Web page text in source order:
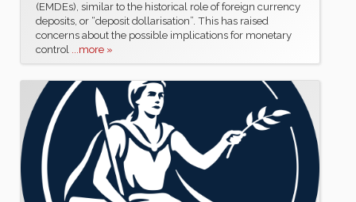
(EMDEs), similar to the historical role of foreign currency
deposits, or “deposit dollarisation”. This has raised
concerns about the possible implications for monetary
control ...more »